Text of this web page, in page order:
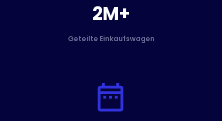
2M+
Geteilte Einkaufswagen